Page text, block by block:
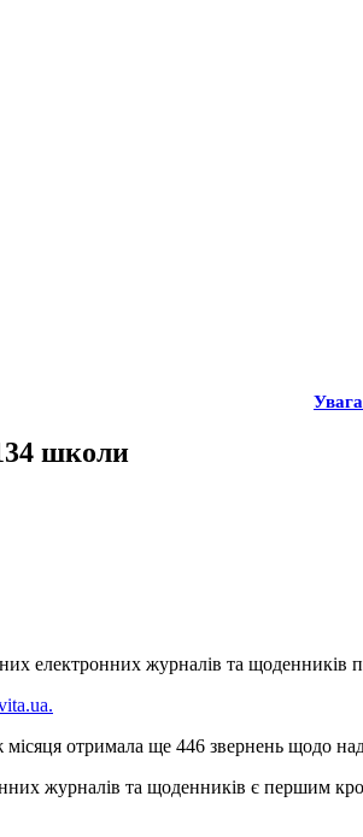
школи
електронних журналів та щоденників
отримала ще 446 звернень щодо
журналів та щоденників є першим